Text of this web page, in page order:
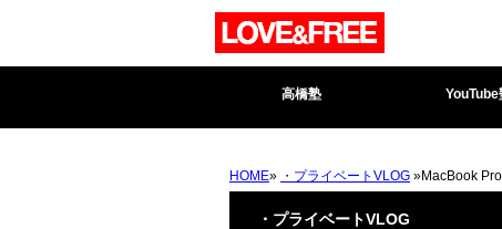
高橋塾 YouTube
HOME» ・プライベートVLOG »MacBook
・プライベートVLOG